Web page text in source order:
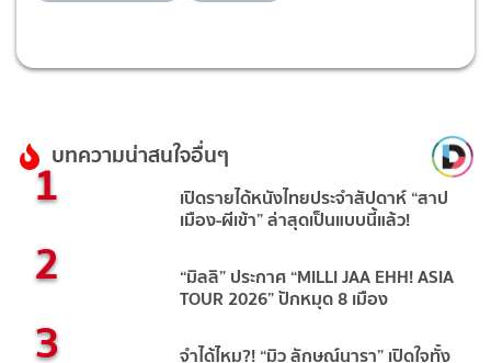
บทความน่าสนใจอื่นๆ
1 เปิดรายได้หนังไทยประจำสัปดาห์ “สาป
เมือง-ผีเข้า” ล่าสุดเป็นแบบนี้แล้ว!
2 “มิลลิ” ประกาศ “MILLI JAA EHH! ASIA
TOUR 2026” ปักหมุด 8 เมือง
3 จำได้ไหม?! “มิว ลักษณ์นารา” เปิดใจทั้ง